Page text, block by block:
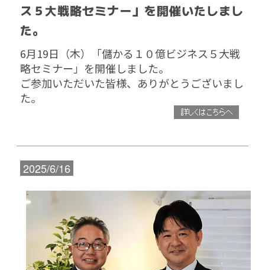
ス５大戦略セミナー」を開催いたしまし
た。
6月19日（木）「儲かる１０億ビジネス５大戦
略セミナー」を開催しました。
ご参加いただいた皆様、ありがとうございまし
た。
2025/6/16